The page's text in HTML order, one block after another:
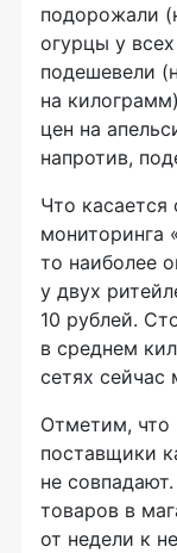
подорожали
огурцы у
подешевели
на
цен на
напротив,
Что касается
мониторинга
то наиболее
у двух
10 рублей.
в среднем
сетях сейчас
Отметим, что
поставщики
не
товаров в
от недели к